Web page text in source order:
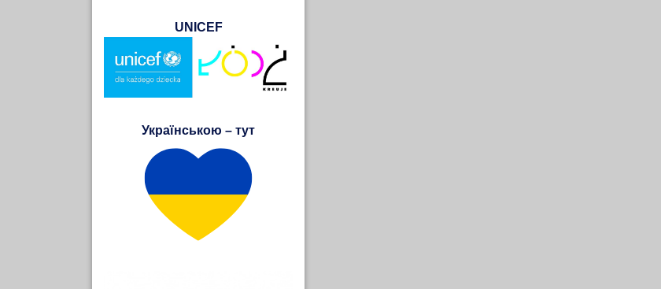
UNICEF
Українською – тут